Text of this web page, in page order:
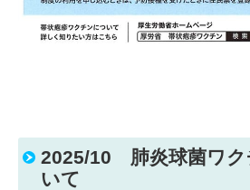
2025/10 肺炎球菌ワク
いて